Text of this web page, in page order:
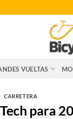
VUELTAS
CARRETERA
para